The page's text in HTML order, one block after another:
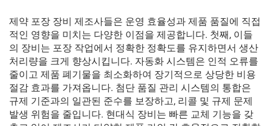
제약 포장 장비 제조사들은 운영 효율성과 제품 품질에 직접
적인 영향을 미치는 다양한 이점을 제공합니다. 첫째, 이들
의 장비는 포장 작업에서 정확한 정확도를 유지하면서 생산
처리량을 크게 향상시킵니다. 자동화 시스템은 인적 오류를
줄이고 제품 폐기물을 최소화하여 장기적으로 상당한 비용
절감 효과를 가져옵니다. 첨단 품질 관리 시스템의 통합은
규제 기준과의 일관된 준수를 보장하고, 리콜 및 규제 문제
발생 위험을 줄입니다. 현대식 장비는 빠른 교체 기능을 갖